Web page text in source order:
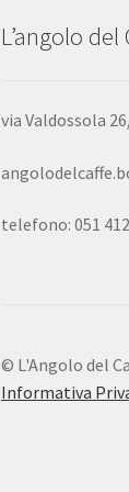
L’angolo del
via Valdossola
telefono: 051
© L'Angolo del
Informativa